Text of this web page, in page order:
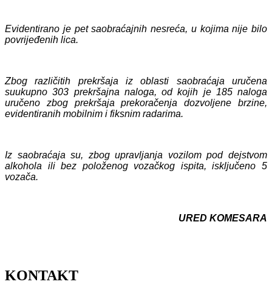
Evidentirano je petsaobraćajnih nesreća, u kojima nije bilo
povrijeđenih lica.
Zbog različitih prekršaja iz oblasti saobraćaja uručena
suukupno 303 prekršajna naloga, od kojih je 185 naloga
uručeno zbog prekršaja prekoračenja dozvoljene brzine,
evidentiranih mobilnim i fiksnim radarima.
Iz saobraćaja su, zbog upravljanja vozilom pod dejstvom
alkohola ili bez položenog vozačkog ispita, isključeno 5
vozača.
URED KOMESARA
KONTAKT